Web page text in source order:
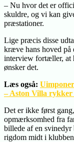
– Nu hvor det er
skuldre, og vi kan
præstationer.
Lige præcis disse
kræve hans hoved på
interview fortæller, at
ønsker det.
Læs også:
– Aston Villa rykker
Det er ikke først
opmærksomhed fra
billede af en svinedyr
rigdom midt i